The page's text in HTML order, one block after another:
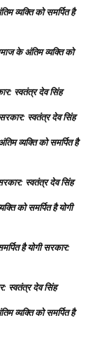
व्यक्ति को समर्पित है
के अंतिम व्यक्ति को
स्वतंत्र देव सिंह
स्वतंत्र देव सिंह
व्यक्ति को समर्पित है
स्वतंत्र देव सिंह
को समर्पित है योगी
है योगी सरकार:
स्वतंत्र देव सिंह
व्यक्ति को समर्पित है